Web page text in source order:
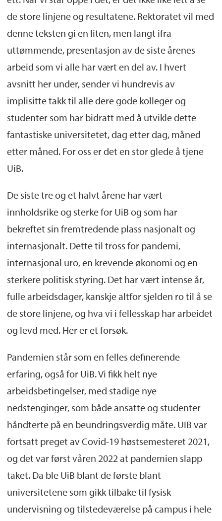
de store linjene og resultatene. Rektoratet vil med
denne teksten gi en liten, men langt ifra
uttømmende, presentasjon av de siste årenes
arbeid som vi alle har vært en del av. I hvert
avsnitt her under, sender vi hundrevis av
implisitte takk til alle dere gode kolleger og
studenter som har bidratt med å utvikle dette
fantastiske universitetet, dag etter dag, måned
etter måned. For oss er det en stor glede å tjene
UiB.
De siste tre og et halvt årene har vært
innholdsrike og sterke for UiB og som har
bekreftet sin fremtredende plass nasjonalt og
internasjonalt. Dette til tross for pandemi,
internasjonal uro, en krevende økonomi og en
sterkere politisk styring. Det har vært intense år,
fulle arbeidsdager, kanskje altfor sjelden ro til å se
de store linjene, og hva vi i fellesskap har arbeidet
og levd med. Her er et forsøk.
Pandemien står som en felles definerende
erfaring, også for UiB. Vi fikk helt nye
arbeidsbetingelser, med stadige nye
nedstenginger, som både ansatte og studenter
håndterte på en beundringsverdig måte. UIB var
fortsatt preget av Covid-19 høstsemesteret 2021,
og det var først våren 2022 at pandemien slapp
taket. Da ble UiB blant de første blant
universitetene som gikk tilbake til fysisk
undervisning og tilstedeværelse på campus i hele